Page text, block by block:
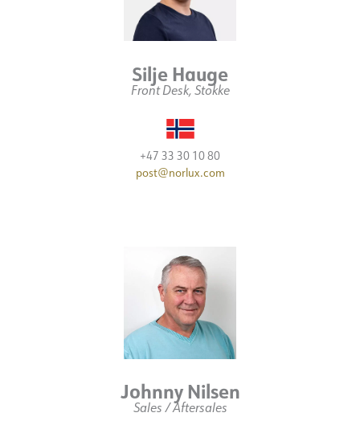
Silje Hauge
Front Desk, Stokke
+47 33 30 10 80
post@norlux.com
Johnny Nilsen
Sales / Aftersales